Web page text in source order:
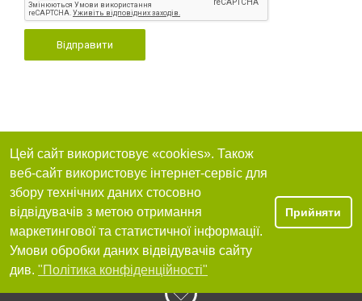
Відправити
Цей сайт використовує «cookies». Також
веб-сайт використовує інтернет-сервіс для
збору технічних даних стосовно
відвідувачів з метою отримання
маркетингової та статистичної інформації.
Умови обробки даних відвідувачів сайту
див. "Політика конфіденційності"
Прийняти